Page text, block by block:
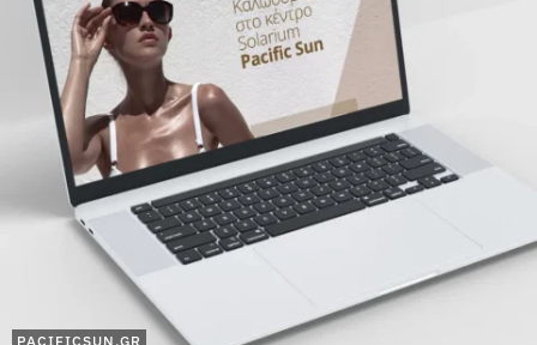
PACIFICSUN.GR